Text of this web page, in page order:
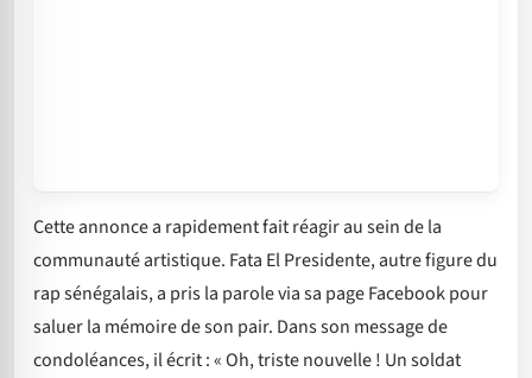
Cette annonce a rapidement fait réagir au sein de la
communauté artistique. Fata El Presidente, autre figure du
rap sénégalais, a pris la parole via sa page Facebook pour
saluer la mémoire de son pair. Dans son message de
condoléances, il écrit : « Oh, triste nouvelle ! Un soldat